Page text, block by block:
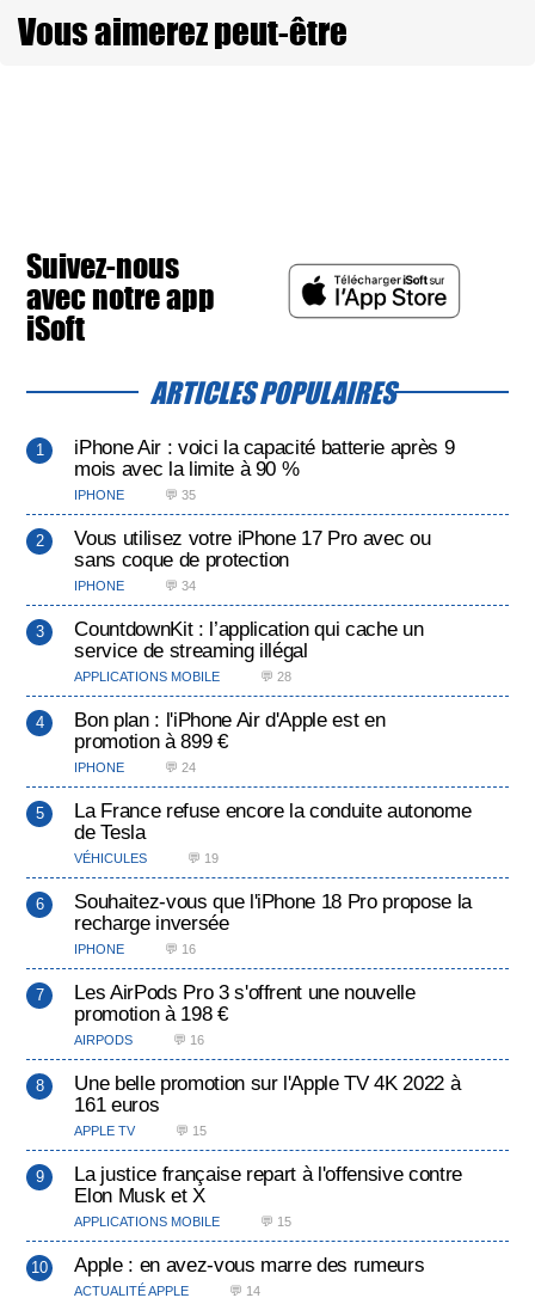
Vous aimerez peut-être
Suivez-nous
avec notre app
iSoft
ARTICLES POPULAIRES
iPhone Air : voici la capacité batterie après 9
mois avec la limite à 90 %
IPHONE 💬 35
Vous utilisez votre iPhone 17 Pro avec ou
sans coque de protection
IPHONE 💬 34
CountdownKit : l’application qui cache un
service de streaming illégal
APPLICATIONS MOBILE 💬 28
Bon plan : l'iPhone Air d'Apple est en
promotion à 899 €
IPHONE 💬 24
La France refuse encore la conduite autonome
de Tesla
VÉHICULES 💬 19
Souhaitez-vous que l'iPhone 18 Pro propose la
recharge inversée
IPHONE 💬 16
Les AirPods Pro 3 s'offrent une nouvelle
promotion à 198 €
AIRPODS 💬 16
Une belle promotion sur l'Apple TV 4K 2022 à
161 euros
APPLE TV 💬 15
La justice française repart à l'offensive contre
Elon Musk et X
APPLICATIONS MOBILE 💬 15
Apple : en avez-vous marre des rumeurs
ACTUALITÉ APPLE 💬 14